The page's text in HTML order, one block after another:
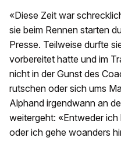
«Diese Zeit war
sie beim Rennen starten
Presse. Teilweise durfte
vorbereitet hatte und im
nicht in der Gunst des
rutschen oder sich ums
Alphand irgendwann an
weitergeht: «Entweder
oder ich gehe woanders